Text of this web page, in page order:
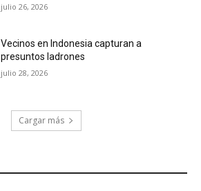
julio 26, 2026
Vecinos en Indonesia capturan a
presuntos ladrones
julio 28, 2026
Cargar más